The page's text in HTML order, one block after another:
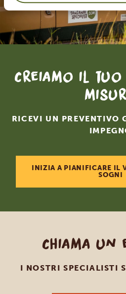
Creiamo il
RICEVI UN PREVENTIVO
INIZIA A PIANIFICARE IL
SOGNI
Chiama
I NOSTRI SPECIALISTI